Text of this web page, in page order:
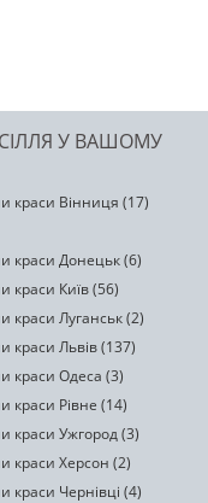
У ВАШОМУ
краси Вінниця (17)
краси Донецьк (6)
краси Київ (56)
краси Луганськ (2)
краси Львів (137)
краси Одеса (3)
краси Рівне (14)
краси Ужгород (3)
краси Херсон (2)
краси Чернівці (4)